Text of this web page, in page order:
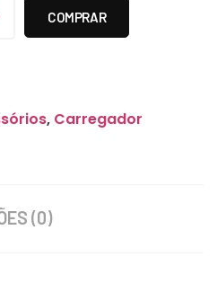
COMPRAR
, Carregador
(0)